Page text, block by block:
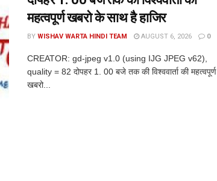
महत्वपूर्ण खबरो के साथ है हाजिर
BY WISHAV WARTA HINDI TEAM AUGUST 6, 2026 0
CREATOR: gd-jpeg v1.0 (using IJG JPEG v62),
quality = 82 दोपहर 1. 00 बजे तक की विश्ववार्ता की महत्वपूर्ण
खबरो...